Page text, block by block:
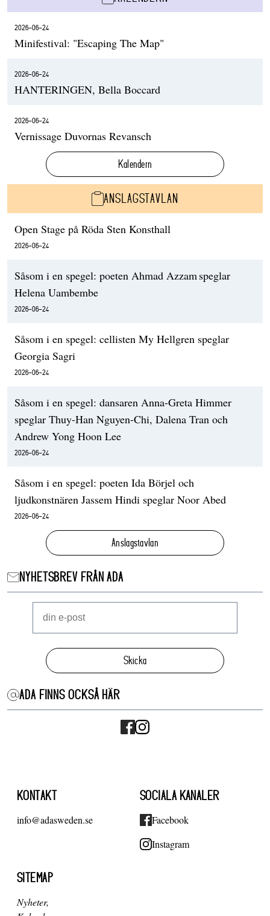
2026-06-24
Minifestival: "Escaping The Map"
2026-06-24
HANTERINGEN, Bella Boccard
2026-06-24
Vernissage Duvornas Revansch
Kalendern
ANSLAGSTAVLAN
Open Stage på Röda Sten Konsthall
2026-06-24
Såsom i en spegel: poeten Ahmad Azzam speglar
Helena Uambembe
2026-06-24
Såsom i en spegel: cellisten My Hellgren speglar
Georgia Sagri
2026-06-24
Såsom i en spegel: dansaren Anna-Greta Himmer
speglar Thuy-Han Nguyen-Chi, Dalena Tran och
Andrew Yong Hoon Lee
2026-06-24
Såsom i en spegel: poeten Ida Börjel och
ljudkonstnären Jassem Hindi speglar Noor Abed
2026-06-24
Anslagstavlan
NYHETSBREV FRÅN ADA
Skicka
ADA FINNS OCKSÅ HÄR
KONTAKT
info@adasweden.se
SOCIALA KANALER
Facebook
Instagram
SITEMAP
Nyheter